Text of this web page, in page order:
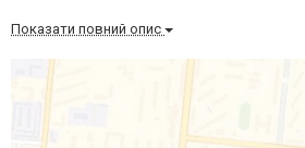
Показати повний опис